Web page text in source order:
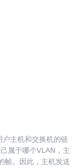
户主机和交换机的链
属于哪个VLAN，主
帧。因此，主机发送